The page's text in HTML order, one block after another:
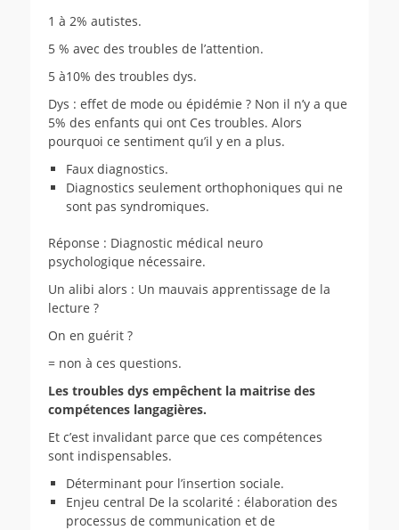
1 à 2% autistes.
5 % avec des troubles de l’attention.
5 à10% des troubles dys.
Dys : effet de mode ou épidémie ? Non il n’y a que
5% des enfants qui ont Ces troubles. Alors
pourquoi ce sentiment qu’il y en a plus.
Faux diagnostics.
Diagnostics seulement orthophoniques qui ne
sont pas syndromiques.
Réponse : Diagnostic médical neuro
psychologique nécessaire.
Un alibi alors : Un mauvais apprentissage de la
lecture ?
On en guérit ?
= non à ces questions.
Les troubles dys empêchent la maitrise des
compétences langagières.
Et c’est invalidant parce que ces compétences
sont indispensables.
Déterminant pour l’insertion sociale.
Enjeu central De la scolarité : élaboration des
processus de communication et de